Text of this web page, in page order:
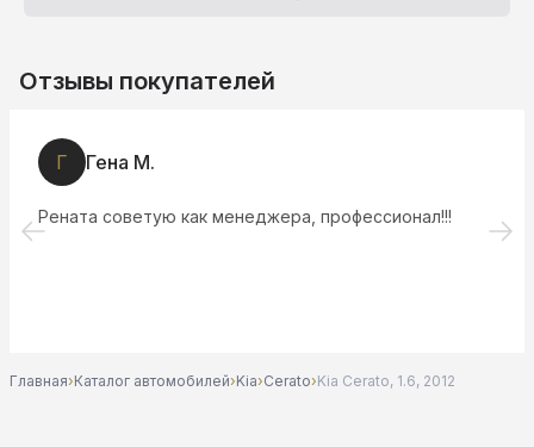
Отзывы покупателей
Г Гена М.
Рената советую как менеджера, профессионал!!!
Главная›Каталог автомобилей›Kia›Cerato›Kia Cerato, 1.6, 2012